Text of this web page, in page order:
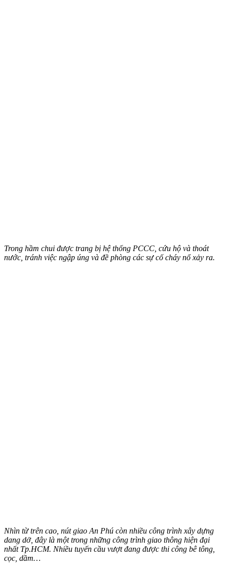
Trong hầm chui được trang bị hệ thống PCCC, cứu hộ và thoát
nước, tránh việc ngập úng và đề phòng các sự cố cháy nổ xảy ra.
Nhìn từ trên cao, nút giao An Phú còn nhiều công trình xây dựng
dang dở, đây là một trong những công trình giao thông hiện đại
nhất Tp.HCM. Nhiều tuyến cầu vượt đang được thi công bê tông,
cọc, dầm…